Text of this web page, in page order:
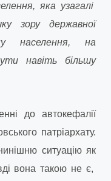
яка узагалі
зору державної
населення, на
навіть більшу
до автокефалії
патріархату.
ситуацію як
вона такою не є,